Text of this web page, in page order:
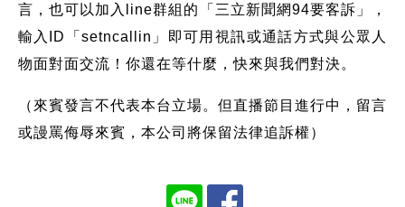
言，也可以加入line群組的「三立新聞網94要客訴」，
輸入ID「setncallin」即可用視訊或通話方式與公眾人
物面對面交流！你還在等什麼，快來與我們對決。
（來賓發言不代表本台立場。但直播節目進行中，留言
或謾罵侮辱來賓，本公司將保留法律追訴權）